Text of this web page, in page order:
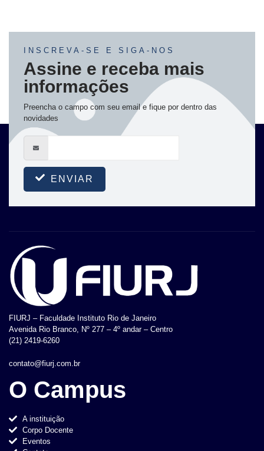
INSCREVA-SE E SIGA-NOS
Assine e receba mais
informações
Preencha o campo com seu email e fique por dentro das
novidades
ENVIAR
FIURJ – Faculdade Instituto Rio de Janeiro
Avenida Rio Branco, Nº 277 – 4º andar – Centro
(21) 2419-6260
contato@fiurj.com.br
O Campus
A instituição
Corpo Docente
Eventos